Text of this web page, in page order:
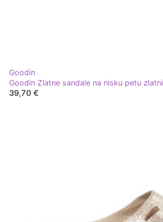
Goodin
Goodin Zlatne sandale na nisku petu zlatni
39,70 €